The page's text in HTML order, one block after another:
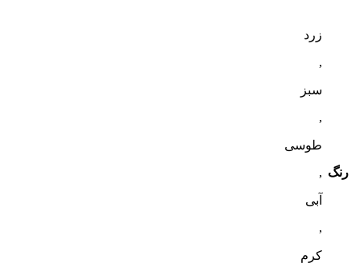
رنگ
زرد
,
سبز
,
طوسی
,
آبی
,
کرم